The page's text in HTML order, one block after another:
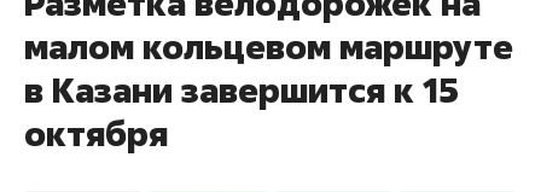
малом кольцевом маршруте
в Казани завершится к 15
октября